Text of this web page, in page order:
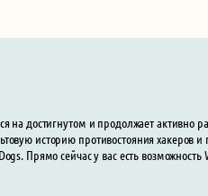
достигнутом и продолжает активно
историю противостояния хакеров и
Прямо сейчас у вас есть возможность